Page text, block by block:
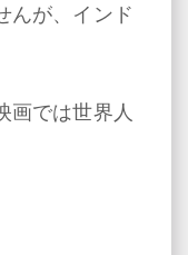
んが、インド
画では世界人